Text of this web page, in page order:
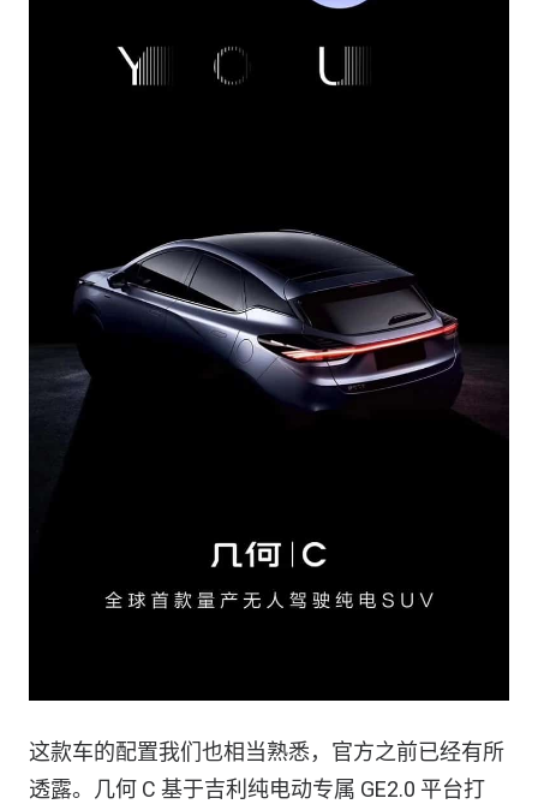
这款车的配置我们也相当熟悉，官方之前已经有所
透露。几何 C 基于吉利纯电动专属 GE2.0 平台打